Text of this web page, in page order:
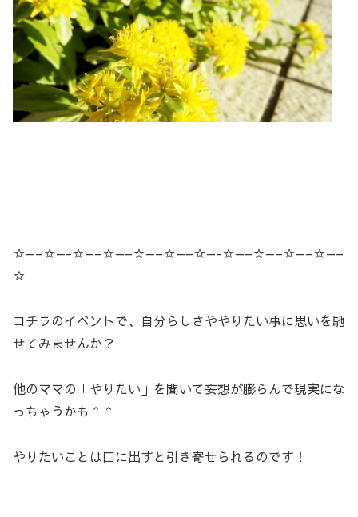
☆—–☆—-☆—–☆—–☆—–☆—–☆—-☆—–☆—–☆—–☆—–
☆
コチラのイベントで、自分らしさややりたい事に思いを馳
せてみませんか？
他のママの「やりたい」を聞いて妄想が膨らんで現実にな
っちゃうかも＾＾
やりたいことは口に出すと引き寄せられるのです！